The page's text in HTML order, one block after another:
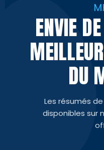
ENVIE
DU
Les résumés
disponibles sur